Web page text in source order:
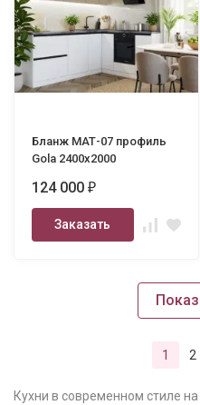
Бланж МАТ-07 профиль
Gola 2400х2000
124 000₽
Заказать
1 2
Кухни в современном стиле